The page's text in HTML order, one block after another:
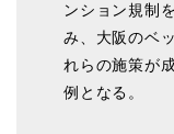
ンション規制
み、大阪のベ
れらの施策が
例となる。